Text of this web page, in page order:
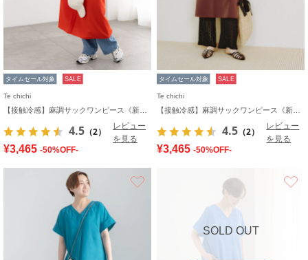
タイムセール対象 SALE
Te chichi
4.5 （2）
レビュー
を見る
¥3,465 -50%OFF-
タイムセール対象 SALE
Te chichi
4.5 （2）
レビュー
を見る
¥3,465 -50%OFF-
SOLD OUT